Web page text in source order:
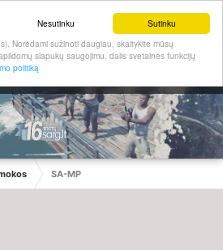
Sutinku
Nesutinku
Norėdami sužinoti daugiau, skaitykite mūsų
slapukų saugojimu, dalis svetainės funkcijų
politiką
SA-MP